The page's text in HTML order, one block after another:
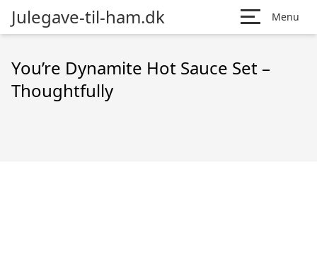
Julegave-til-ham.dk Menu
You’re Dynamite Hot Sauce Set –
Thoughtfully